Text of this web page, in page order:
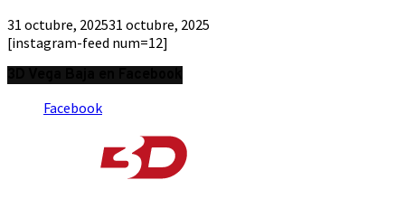
31 octubre, 202531 octubre, 2025
[instagram-feed num=12]
Facebook